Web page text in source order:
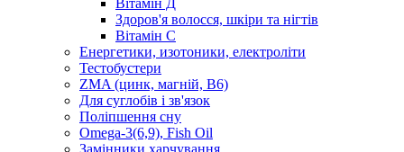
Вітамін Д
Здоров'я волосся, шкіри та нігтів
Вітамін С
Енергетики, изотоники, електроліти
Тестобустери
ZMA (цинк, магній, В6)
Для суглобів і зв'язок
Поліпшення сну
Omega-3(6,9), Fish Oil
Замінники харчування